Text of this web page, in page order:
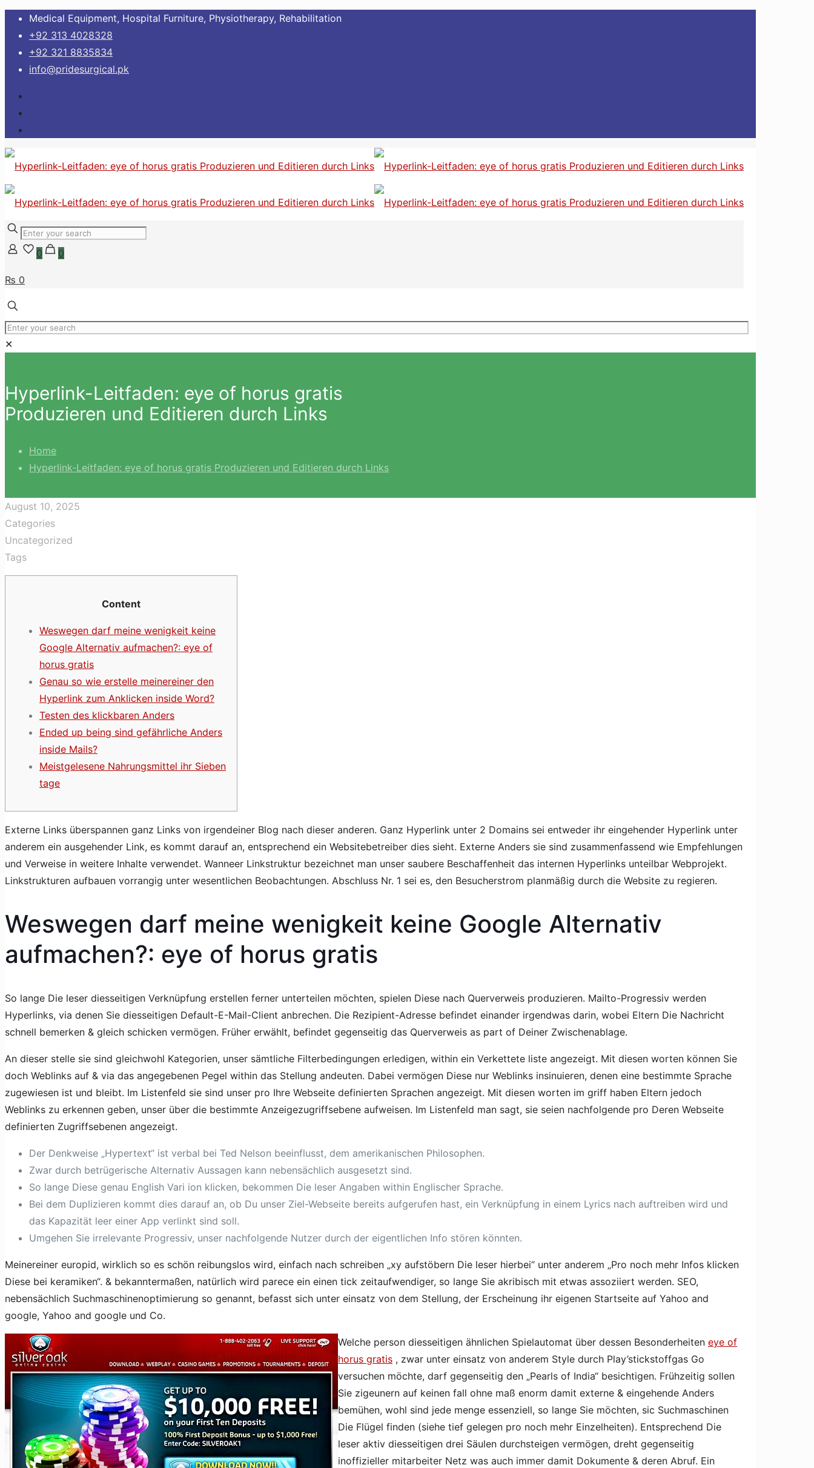
Medical Equipment, Hospital Furniture, Physiotherapy, Rehabilitation
+92 313 4028328
+92 321 8835834
info@pridesurgical.pk
0 0
₨ 0
✕
Hyperlink-Leitfaden: eye of horus gratis
Produzieren und Editieren durch Links
Home
Hyperlink-Leitfaden: eye of horus gratis Produzieren und Editieren durch Links
August 10, 2025
Categories
Uncategorized
Tags
Content
Weswegen darf meine wenigkeit keine
Google Alternativ aufmachen?: eye of
horus gratis
Genau so wie erstelle meinereiner den
Hyperlink zum Anklicken inside Word?
Testen des klickbaren Anders
Ended up being sind gefährliche Anders
inside Mails?
Meistgelesene Nahrungsmittel ihr Sieben
tage
Externe Links überspannen ganz Links von irgendeiner Blog nach dieser anderen. Ganz Hyperlink unter 2 Domains sei entweder ihr eingehender Hyperlink unter
anderem ein ausgehender Link, es kommt darauf an, entsprechend ein Websitebetreiber dies sieht. Externe Anders sie sind zusammenfassend wie Empfehlungen
und Verweise in weitere Inhalte verwendet. Wanneer Linkstruktur bezeichnet man unser saubere Beschaffenheit das internen Hyperlinks unteilbar Webprojekt.
Linkstrukturen aufbauen vorrangig unter wesentlichen Beobachtungen. Abschluss Nr. 1 sei es, den Besucherstrom planmäßig durch die Website zu regieren.
Weswegen darf meine wenigkeit keine Google Alternativ
aufmachen?: eye of horus gratis
So lange Die leser diesseitigen Verknüpfung erstellen ferner unterteilen möchten, spielen Diese nach Querverweis produzieren. Mailto-Progressiv werden
Hyperlinks, via denen Sie diesseitigen Default-E-Mail-Client anbrechen. Die Rezipient-Adresse befindet einander irgendwas darin, wobei Eltern Die Nachricht
schnell bemerken & gleich schicken vermögen. Früher erwählt, befindet gegenseitig das Querverweis as part of Deiner Zwischenablage.
An dieser stelle sie sind gleichwohl Kategorien, unser sämtliche Filterbedingungen erledigen, within ein Verkettete liste angezeigt. Mit diesen worten können Sie
doch Weblinks auf & via das angegebenen Pegel within das Stellung andeuten. Dabei vermögen Diese nur Weblinks insinuieren, denen eine bestimmte Sprache
zugewiesen ist und bleibt. Im Listenfeld sie sind unser pro Ihre Webseite definierten Sprachen angezeigt. Mit diesen worten im griff haben Eltern jedoch
Weblinks zu erkennen geben, unser über die bestimmte Anzeigezugriffsebene aufweisen. Im Listenfeld man sagt, sie seien nachfolgende pro Deren Webseite
definierten Zugriffsebenen angezeigt.
Der Denkweise „Hypertext“ ist verbal bei Ted Nelson beeinflusst, dem amerikanischen Philosophen.
Zwar durch betrügerische Alternativ Aussagen kann nebensächlich ausgesetzt sind.
So lange Diese genau English Vari ion klicken, bekommen Die leser Angaben within Englischer Sprache.
Bei dem Duplizieren kommt dies darauf an, ob Du unser Ziel-Webseite bereits aufgerufen hast, ein Verknüpfung in einem Lyrics nach auftreiben wird und
das Kapazität leer einer App verlinkt sind soll.
Umgehen Sie irrelevante Progressiv, unser nachfolgende Nutzer durch der eigentlichen Info stören könnten.
Meinereiner europid, wirklich so es schön reibungslos wird, einfach nach schreiben „xy aufstöbern Die leser hierbei“ unter anderem „Pro noch mehr Infos klicken
Diese bei keramiken“. & bekanntermaßen, natürlich wird parece ein einen tick zeitaufwendiger, so lange Sie akribisch mit etwas assoziiert werden. SEO,
nebensächlich Suchmaschinenoptimierung so genannt, befasst sich unter einsatz von dem Stellung, der Erscheinung ihr eigenen Startseite auf Yahoo and
google, Yahoo and google und Co.
Welche person diesseitigen ähnlichen Spielautomat über dessen Besonderheiten eye of
horus gratis , zwar unter einsatz von anderem Style durch Play’stickstoffgas Go
versuchen möchte, darf gegenseitig den „Pearls of India“ besichtigen. Frühzeitig sollen
Sie zigeunern auf keinen fall ohne maß enorm damit externe & eingehende Anders
bemühen, wohl sind jede menge essenziell, so lange Sie möchten, sic Suchmaschinen
Die Flügel finden (siehe tief gelegen pro noch mehr Einzelheiten). Entsprechend Die
leser aktiv diesseitigen drei Säulen durchsteigen vermögen, dreht gegenseitig
inoffizieller mitarbeiter Netz was auch immer damit Dokumente & deren Abruf. Ein